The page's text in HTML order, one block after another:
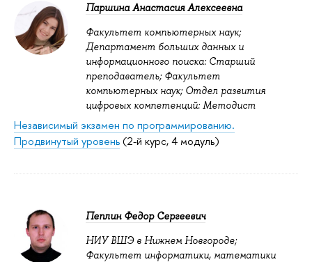
Паршина Анастасия Алексеевна
Факультет компьютерных наук;
Департамент больших данных и
информационного поиска: Старший
преподаватель; Факультет
компьютерных наук; Отдел развития
цифровых компетенций: Методист
Независимый экзамен по программированию.
Продвинутый уровень(2-й курс, 4 модуль)
Пеплин Федор Сергеевич
НИУ ВШЭ в Нижнем Новгороде;
Факультет информатики, математики